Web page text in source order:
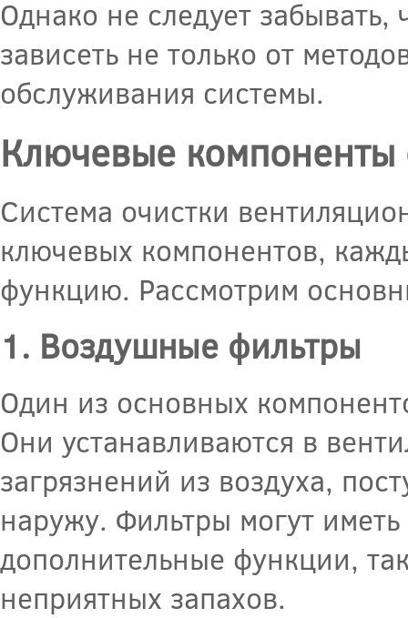
Однако не следует забывать,
зависеть не только от
обслуживания системы.
Ключевые компоненты
Система очистки
ключевых компонентов,
функцию. Рассмотрим
1. Воздушные фильтры
Один из основных
Они устанавливаются в
загрязнений из воздуха,
наружу. Фильтры могут
дополнительные функции,
неприятных запахов.